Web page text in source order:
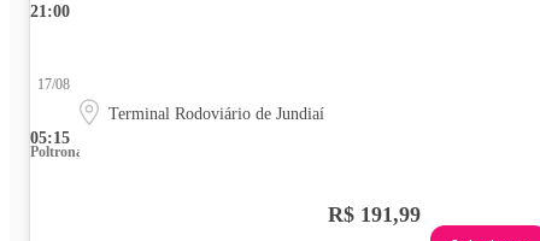
21:00
05:15
17/08
Terminal Rodoviário de Jundiaí
Poltrona
R$ 191,99